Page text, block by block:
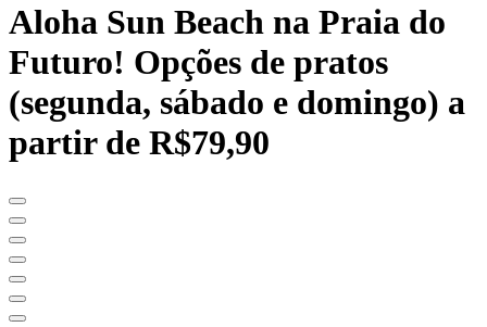
Aloha Sun Beach na Praia do
Futuro! Opções de pratos
(segunda, sábado e domingo) a
partir de R$79,90